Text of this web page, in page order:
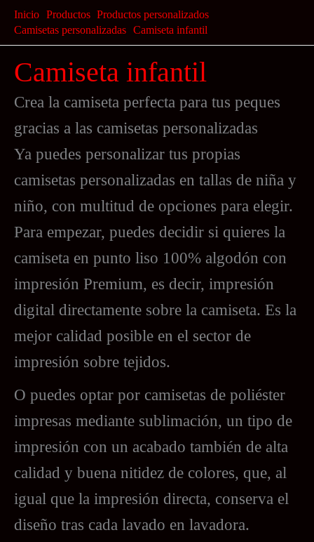
contenido
Inicio Productos Productos personalizados
Camisetas personalizadas Camiseta infantil
Camiseta infantil
Crea la camiseta perfecta para tus peques
gracias a las camisetas personalizadas
Ya puedes personalizar tus propias
camisetas personalizadas en tallas de niña y
niño, con multitud de opciones para elegir.
Para empezar, puedes decidir si quieres la
camiseta en punto liso 100% algodón con
impresión Premium, es decir, impresión
digital directamente sobre la camiseta. Es la
mejor calidad posible en el sector de
impresión sobre tejidos.
O puedes optar por camisetas de poliéster
impresas mediante sublimación, un tipo de
impresión con un acabado también de alta
calidad y buena nitidez de colores, que, al
igual que la impresión directa, conserva el
diseño tras cada lavado en lavadora.